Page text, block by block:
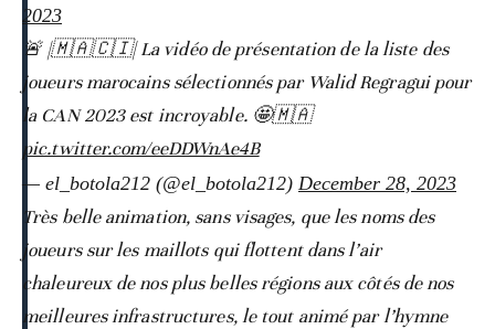
2023
🚨 |🇲🇦🇨🇮| La vidéo de présentation de la liste des
joueurs marocains sélectionnés par Walid Regragui pour
la CAN 2023 est incroyable. 🤩🇲🇦
pic.twitter.com/eeDDWnAe4B
— el_botola212 (@el_botola212) December 28, 2023
Très belle animation, sans visages, que les noms des
joueurs sur les maillots qui flottent dans l’air
chaleureux de nos plus belles régions aux côtés de nos
meilleures infrastructures, le tout animé par l’hymne